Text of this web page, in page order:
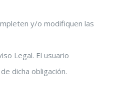
y/o modifiquen las
Legal. El usuario
dicha obligación.